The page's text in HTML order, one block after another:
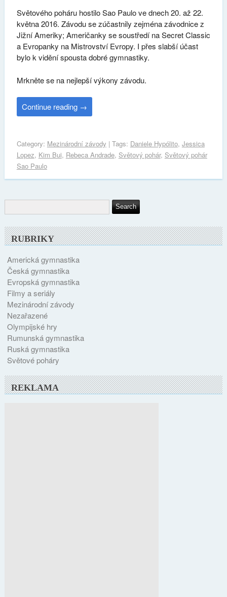
Světového poháru hostilo Sao Paulo ve dnech 20. až 22.
května 2016. Závodu se zúčastnily zejména závodnice z
Jižní Ameriky; Američanky se soustředí na Secret Classic
a Evropanky na Mistrovství Evropy. I přes slabší účast
bylo k vidění spousta dobré gymnastiky.
Mrkněte se na nejlepší výkony závodu.
Continue reading →
Category: Mezinárodní závody | Tags: Daniele Hypólito, Jessica
Lopez, Kim Bui, Rebeca Andrade, Světový pohár, Světový pohár
Sao Paulo
RUBRIKY
Americká gymnastika
Česká gymnastika
Evropská gymnastika
Filmy a seriály
Mezinárodní závody
Nezařazené
Olympijské hry
Rumunská gymnastika
Ruská gymnastika
Světové poháry
REKLAMA